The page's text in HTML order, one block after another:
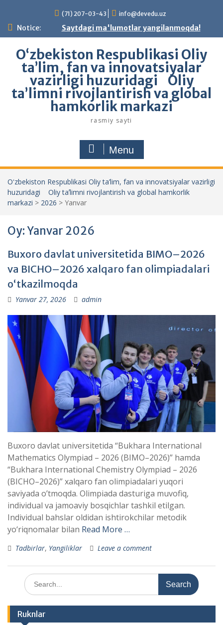
content
(71) 207-03-43 info@devedu.uz
Notice: Saytdagi ma'lumotlar yangilanmoqda!
Oʻzbekiston Respublikasi Oliy
ta’lim, fan va innovatsiyalar
vazirligi huzuridagi Oliy
taʼlimni rivojlantirish va global
hamkorlik markazi
rasmiy sayti
Menu
Oʻzbekiston Respublikasi Oliy ta’lim, fan va innovatsiyalar vazirligi
huzuridagi Oliy taʼlimni rivojlantirish va global hamkorlik
markazi > 2026 > Yanvar
Oy:Yanvar 2026
Buxoro davlat universitetida BIMO–2026
va BICHO–2026 xalqaro fan olimpiadalari
o‘tkazilmoqda
Yanvar 27, 2026 admin
Buxoro davlat universitetida “Bukhara International
Mathematics Olympiad – 2026 (BIMO–2026)” hamda
“Bukhara International Chemistry Olympiad – 2026
(BICHO–2026)” xalqaro fan olimpiadalari yuqori
saviyada o’tmoqda. Olimpiada dasturiga muvofiq,
individual va jamoaviy bosqichlar tashkil etilgan.
Individual bahslar oldidan ishtirokchilar metodik
yo‘riqnomalar bilan Read More …
Tadbirlar, Yangiliklar Leave a comment
Search
for:
Ruknlar